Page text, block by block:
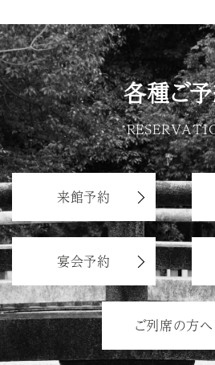
各種ご
来館予約
宴会予約
ご列席の方へ